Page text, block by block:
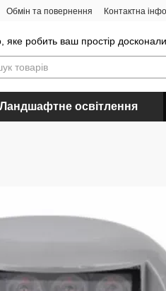
Обмін та повернення Контактна
яке робить ваш простір
Ландшафтне освітлення